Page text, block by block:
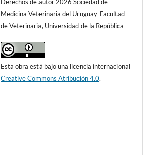
Medicina Veterinaria del Uruguay-Facultad
de Veterinaria, Universidad de la República
Esta obra está bajo una licencia internacional
Creative Commons Atribución 4.0.